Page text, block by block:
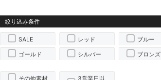
SALE レッド ブルー
ゴールド シルバー ブロンズ
その他素材 3営業日以